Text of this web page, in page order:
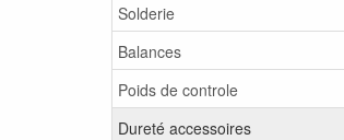
Solderie
Balances
Poids de controle
Dureté accessoires